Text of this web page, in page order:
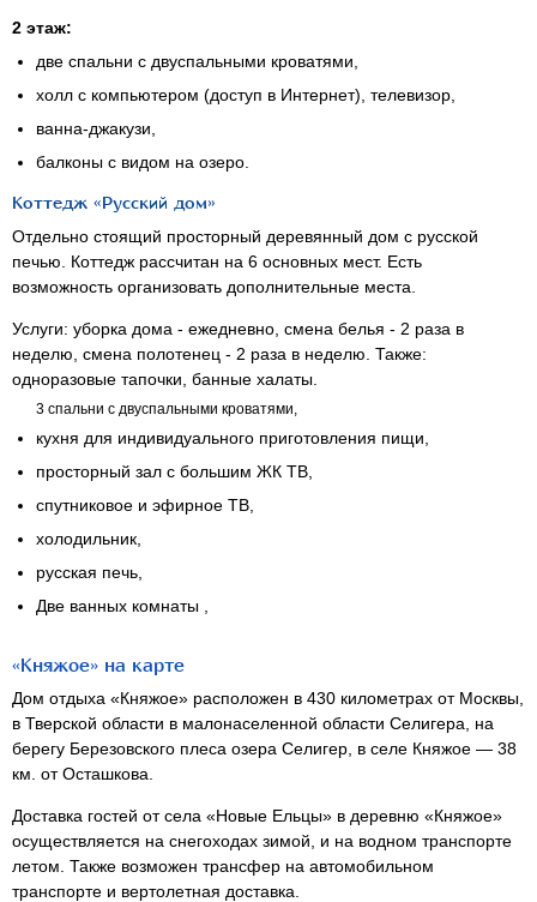
2 этаж:
две спальни с двуспальными кроватями,
холл с компьютером (доступ в Интернет), телевизор,
ванна-джакузи
балконы с видом на озеро.
Коттедж «Русский дом»
Отдельно стоящий просторный деревянный дом с русской
печью. Коттедж рассчитан на 6 основных мест. Есть
возможность организовать дополнительные места.
Услуги: уборка дома - ежедневно, смена белья - 2 раза в
неделю, смена полотенец - 2 раза в неделю. Также:
одноразовые тапочки, банные халаты.
3 спальни с двуспальными кроватями,
кухня для индивидуального приготовления пищи,
просторный зал с большим ЖК ТВ,
спутниковое и эфирное ТВ,
холодильник,
русская печь,
Две ванных комнаты ,
«Княжое» на карте
Дом отдыха «Княжое» расположен в 430 километрах от Москвы,
в Тверской области в малонаселенной области Селигера, на
берегу Березовского плеса озера Селигер, в селе Княжое — 38
км. от Осташкова.
Доставка гостей от села «Новые Ельцы» в деревню «Княжое»
осуществляется на снегоходах зимой, и на водном транспорте
летом. Также возможен трансфер на автомобильном
транспорте и вертолетная доставка.